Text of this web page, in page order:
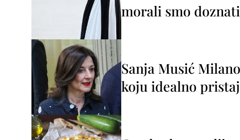
morali smo
Sanja Musić
koju idealno